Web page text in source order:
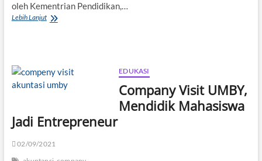
oleh Kementrian Pendidikan,…
Lebih LanjutProdi
Penerapan
Kurikulum
MBKM
EDUKASI
Company Visit UMBY,
Mendidik Mahasiswa
Jadi Entrepreneur
02/09/2021